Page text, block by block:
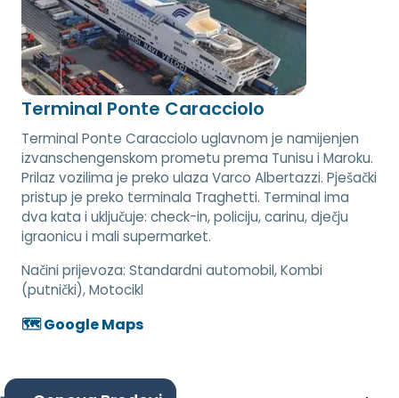
Terminal Ponte Caracciolo
Terminal Ponte Caracciolo uglavnom je namijenjen
izvanschengenskom prometu prema Tunisu i Maroku.
Prilaz vozilima je preko ulaza Varco Albertazzi. Pješački
pristup je preko terminala Traghetti. Terminal ima
dva kata i uključuje: check-in, policiju, carinu, dječju
igraonicu i mali supermarket.
Načini prijevoza: Standardni automobil, Kombi
(putnički), Motocikl
🗺️ Google Maps